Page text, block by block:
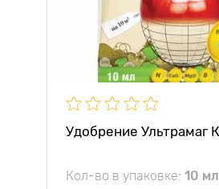
Удобрение Ультрамаг
Кол-во в упаковке: 10 мл